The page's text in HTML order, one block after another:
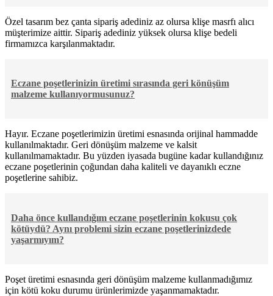
Özel tasarım bez çanta sipariş adediniz az olursa klişe masrfı alıcı
müşterimize aittir. Sipariş adediniz yüksek olursa klişe bedeli
firmamızca karşılanmaktadır.
Eczane poşetlerinizin üretimi sırasında geri könüşüm
malzeme kullanıyormusunuz?
Hayır. Eczane poşetlerimizin üretimi esnasında orijinal hammadde
kullanılmaktadır. Geri dönüşüm malzeme ve kalsit
kullanılmamaktadır. Bu yüzden iyasada bugüne kadar kullandığınız
eczane poşetlerinin çoğundan daha kaliteli ve dayanıklı eczne
poşetlerine sahibiz.
Daha önce kullandığım eczane poşetlerinin kokusu çok
kötüydü? Aynı problemi sizin eczane poşetlerinizdede
yaşarmıyım?
Poşet üretimi esnasında geri dönüşüm malzeme kullanmadığımız
için kötü koku durumu ürünlerimizde yaşanmamaktadır.